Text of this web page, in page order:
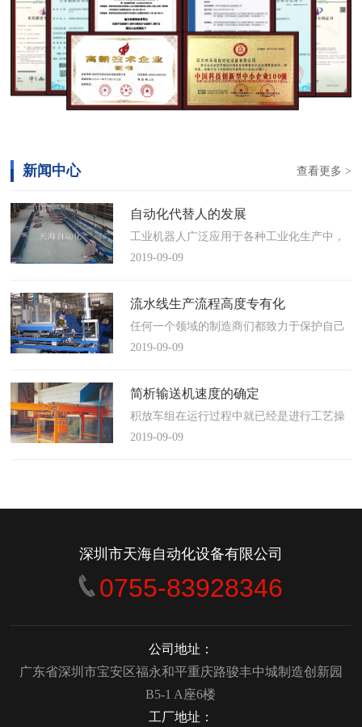
查看更多 >
新闻中心
自动化代替人的发展
工业机器人广泛应用于各种工业化生产中，
慢慢取代工人，做着高强度、重复性、有职
人联合会(IFR)预测，2014年中国将成为全球
最大的工业机器人市场，将占全球总销量
17%。业内把2014年称为“中国工业机器人元
2019-09-09
流水线生产流程高度专有化
任何一个领域的制造商们都致力于保护自己
的自动化流水线生产流程不被外人知晓，即
大多数流程都带有某种专有的性质，并且混
合了不同的方法、技术和操作方式，而这最
终将影响一个制造商进行有效竞争的能力。
2019-09-09
简析输送机速度的确定
积放车组在运行过程中就已经是进行工艺操
作的区段，运行速度是由积放小车组的运行
2019-09-09
深圳市天海自动化设备有限公司
0755-83928346
公司地址：
广东省深圳市宝安区福永和平重庆路骏丰中城制造创新园
B5-1 A座6楼
工厂地址：